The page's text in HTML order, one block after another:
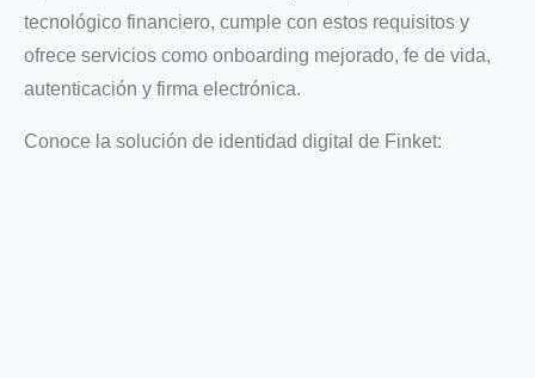
tecnológico financiero, cumple con estos requisitos y
ofrece servicios como onboarding mejorado, fe de vida,
autenticación y firma electrónica.
Conoce la solución de identidad digital de Finket: